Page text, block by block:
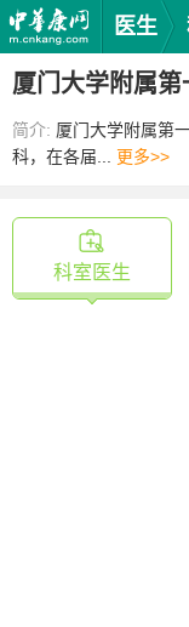
医生
厦门大学附属第
简介: 厦门大学附属第
科，在各届... 更多>>
科室医生